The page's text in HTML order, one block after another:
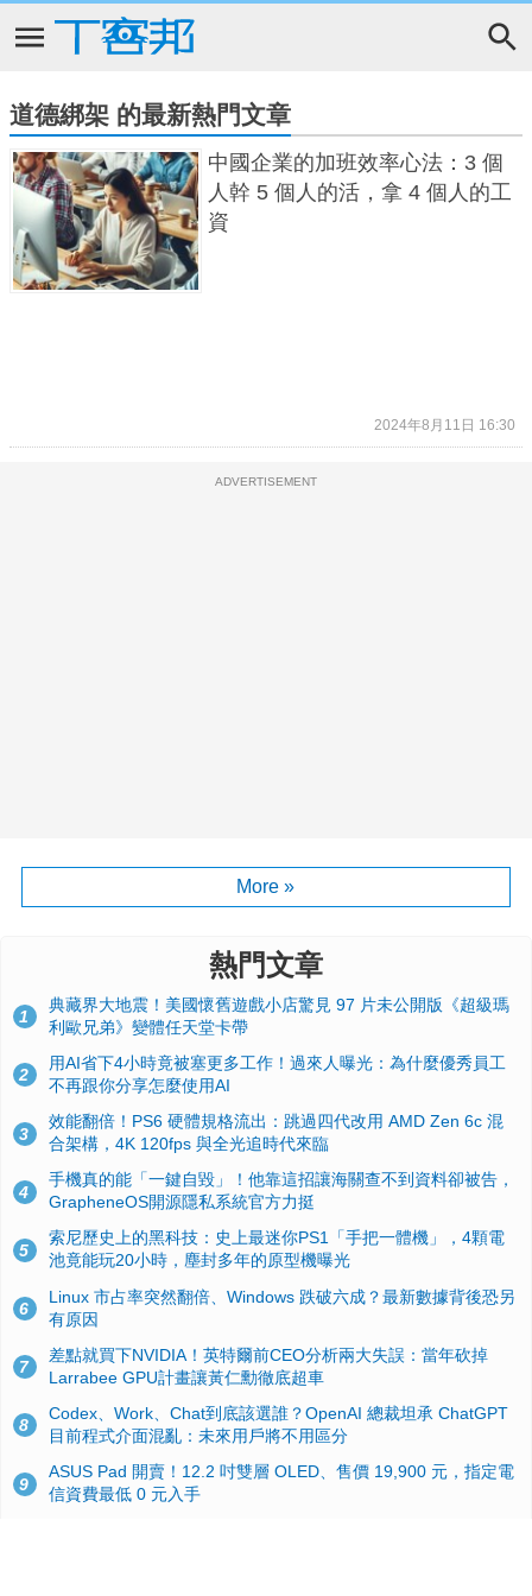
道德綁架 的最新熱門文章
中國企業的加班效率心法：3 個
人幹 5 個人的活，拿 4 個人的工
資
2024年8月11日 16:30
ADVERTISEMENT
More »
熱門文章
1
典藏界大地震！美國懷舊遊戲小店驚見 97 片未公開版《超級瑪
利歐兄弟》變體任天堂卡帶
2
用AI省下4小時竟被塞更多工作！過來人曝光：為什麼優秀員工
不再跟你分享怎麼使用AI
3
效能翻倍！PS6 硬體規格流出：跳過四代改用 AMD Zen 6c 混
合架構，4K 120fps 與全光追時代來臨
4
手機真的能「一鍵自毀」！他靠這招讓海關查不到資料卻被告，
GrapheneOS開源隱私系統官方力挺
5
索尼歷史上的黑科技：史上最迷你PS1「手把一體機」，4顆電
池竟能玩20小時，塵封多年的原型機曝光
6
Linux 市占率突然翻倍、Windows 跌破六成？最新數據背後恐另
有原因
7
差點就買下NVIDIA！英特爾前CEO分析兩大失誤：當年砍掉
Larrabee GPU計畫讓黃仁勳徹底超車
8
Codex、Work、Chat到底該選誰？OpenAI 總裁坦承 ChatGPT
目前程式介面混亂：未來用戶將不用區分
9
ASUS Pad 開賣！12.2 吋雙層 OLED、售價 19,900 元，指定電
信資費最低 0 元入手